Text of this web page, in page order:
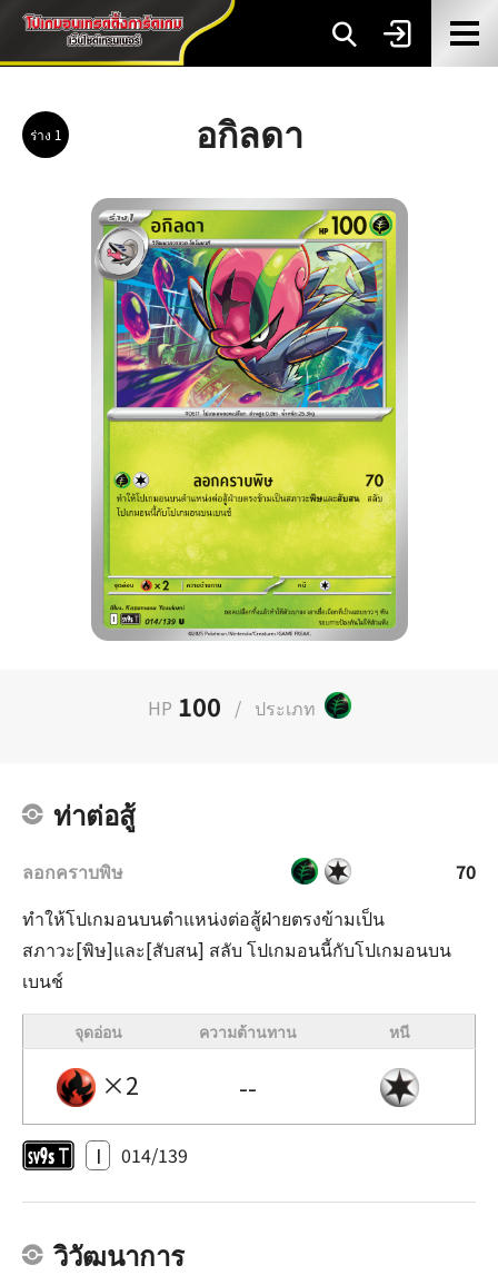
ร่าง 1 อกิลดา
HP 100 / ประเภท
ท่าต่อสู้
ลอกคราบพิษ
70
ทำให้โปเกมอนบนตำแหน่งต่อสู้ฝ่ายตรงข้ามเป็น
สภาวะ[พิษ]และ[สับสน] สลับ โปเกมอนนี้กับโปเกมอนบน
เบนช์
จุดอ่อน ความต้านทาน หนี
×2 --
I 014/139
วิวัฒนาการ